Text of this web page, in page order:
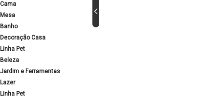
Cama
Mesa
Banho
Decoração Casa
Linha Pet
Beleza
Jardim e Ferramentas
Lazer
Linha Pet